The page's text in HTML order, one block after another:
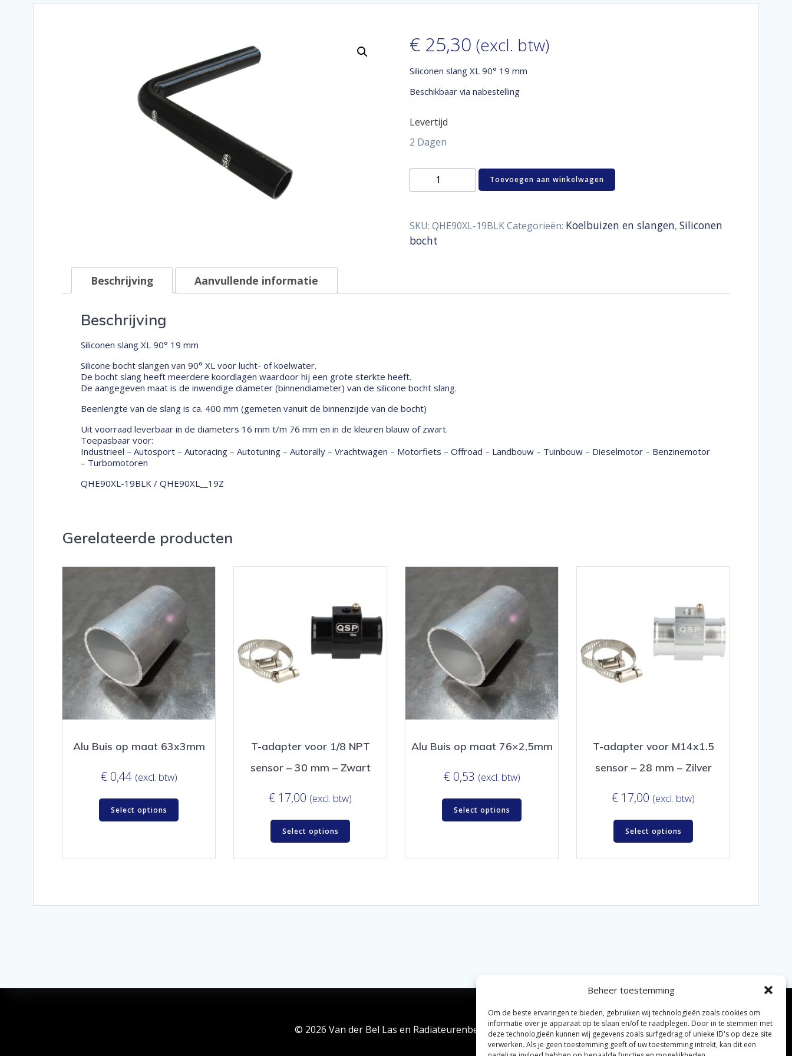
Beheer toestemming
Om de beste ervaringen te bieden, gebruiken wij technologieën zoals cookies om
informatie over je apparaat op te slaan en/of te raadplegen. Door in te stemmen met
deze technologieën kunnen wij gegevens zoals surfgedrag of unieke ID's op deze site
verwerken. Als je geen toestemming geeft of uw toestemming intrekt, kan dit een
€25,30 (excl. btw)
Siliconen slang XL 90° 19 mm
Beschikbaar via nabestelling
Levertijd
2 Dagen
Siliconen
19
mm
aantal
Toevoegen aan winkelwagen
SKU: QHE90XL-19BLKCategorieën: Koelbuizen en slangen, Siliconen
bocht
Beschrijving Aanvullende informatie
Beschrijving
Siliconen slang XL 90° 19 mm
Silicone bocht slangen van 90° XL voor lucht- of koelwater.
De bocht slang heeft meerdere koordlagen waardoor hij een grote sterkte heeft.
De aangegeven maat is de inwendige diameter (binnendiameter) van de silicone bocht slang.
Beenlengte van de slang is ca. 400 mm (gemeten vanuit de binnenzijde van de bocht)
Uit voorraad leverbaar in de diameters 16 mm t/m 76 mm en in de kleuren blauw of zwart.
Toepasbaar voor:
Industrieel – Autosport – Autoracing – Autotuning – Autorally – Vrachtwagen – Motorfiets – Offroad – Landbouw – Tuinbouw – Dieselmotor – Benzinemotor
– Turbomotoren
QHE90XL-19BLK / QHE90XL__19Z
Gerelateerde producten
Alu Buis op maat 63x3mm
€ 0,44 (excl. btw)
Select options
T-adapter voor 1/8 NPT
sensor – 30 mm – Zwart
€ 17,00 (excl. btw)
Select options
Alu Buis op maat 76×2,5mm
€ 0,53 (excl. btw)
Select options
T-adapter voor M14x1.5
sensor – 28 mm – Zilver
€ 17,00 (excl. btw)
Select options
© 2026 Van der Bel Las en Radiateurenbedrijf.